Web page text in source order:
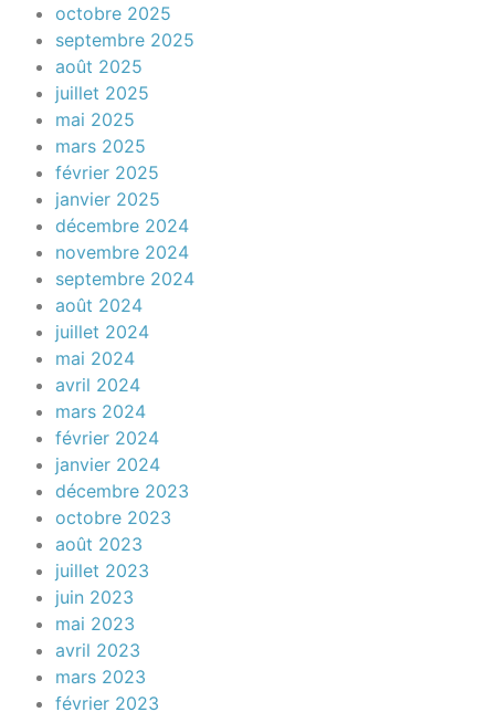
octobre 2025
septembre 2025
août 2025
juillet 2025
mai 2025
mars 2025
février 2025
janvier 2025
décembre 2024
novembre 2024
septembre 2024
août 2024
juillet 2024
mai 2024
avril 2024
mars 2024
février 2024
janvier 2024
décembre 2023
octobre 2023
août 2023
juillet 2023
juin 2023
mai 2023
avril 2023
mars 2023
février 2023